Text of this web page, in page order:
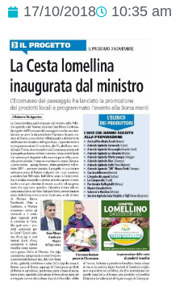
17/10/2018 10:35 am